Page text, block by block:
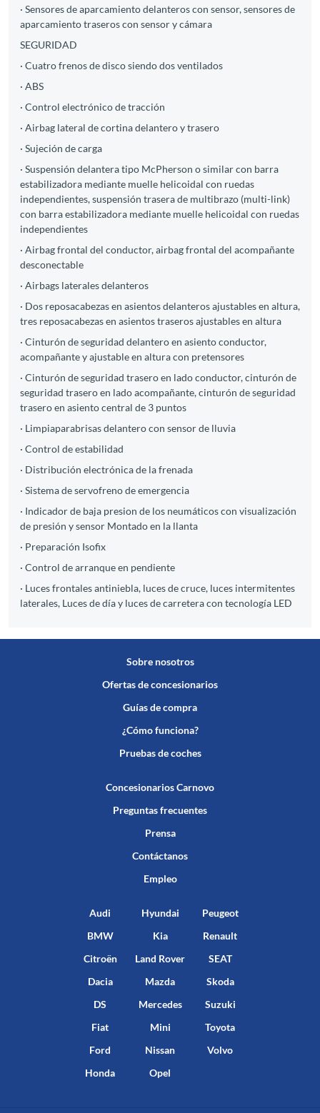
· Sensores de aparcamiento delanteros con sensor, sensores de
aparcamiento traseros con sensor y cámara
SEGURIDAD
· Cuatro frenos de disco siendo dos ventilados
· ABS
· Control electrónico de tracción
· Airbag lateral de cortina delantero y trasero
· Sujeción de carga
· Suspensión delantera tipo McPherson o similar con barra
estabilizadora mediante muelle helicoidal con ruedas
independientes, suspensión trasera de multibrazo (multi-link)
con barra estabilizadora mediante muelle helicoidal con ruedas
independientes
· Airbag frontal del conductor, airbag frontal del acompañante
desconectable
· Airbags laterales delanteros
· Dos reposacabezas en asientos delanteros ajustables en altura,
tres reposacabezas en asientos traseros ajustables en altura
· Cinturón de seguridad delantero en asiento conductor,
acompañante y ajustable en altura con pretensores
· Cinturón de seguridad trasero en lado conductor, cinturón de
seguridad trasero en lado acompañante, cinturón de seguridad
trasero en asiento central de 3 puntos
· Limpiaparabrisas delantero con sensor de lluvia
· Control de estabilidad
· Distribución electrónica de la frenada
· Sistema de servofreno de emergencia
· Indicador de baja presion de los neumáticos con visualización
de presión y sensor Montado en la llanta
· Preparación Isofix
· Control de arranque en pendiente
· Luces frontales antiniebla, luces de cruce, luces intermitentes
laterales, Luces de día y luces de carretera con tecnología LED
Sobre nosotros
Ofertas de concesionarios
Guías de compra
¿Cómo funciona?
Pruebas de coches
Concesionarios Carnovo
Preguntas frecuentes
Prensa
Contáctanos
Empleo
Audi
BMW
Citroën
Dacia
DS
Fiat
Ford
Honda
Hyundai
Kia
Land Rover
Mazda
Mercedes
Mini
Nissan
Opel
Peugeot
Renault
SEAT
Skoda
Suzuki
Toyota
Volvo